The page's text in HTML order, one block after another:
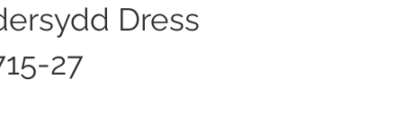
Dress
27